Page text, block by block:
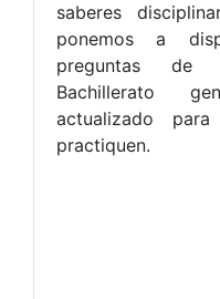
saberes
ponemos a
preguntas de
Bachillerato
actualizado
practiquen.